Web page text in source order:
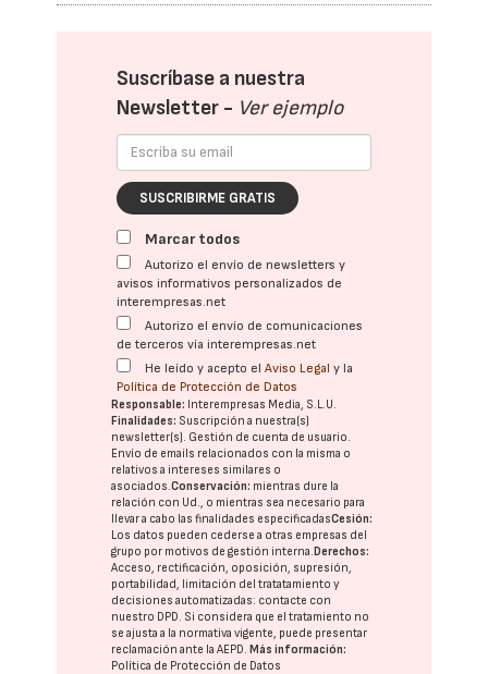
Suscríbase a nuestra
Newsletter - Ver ejemplo
SUSCRIBIRME GRATIS
Marcar todos
Autorizo el envío de newsletters y
avisos informativos personalizados de
interempresas.net
Autorizo el envío de comunicaciones
de terceros vía interempresas.net
He leído y acepto elAviso Legal y la
Política de Protección de Datos
Responsable: Interempresas Media, S.L.U.
Finalidades: Suscripción a nuestra(s)
newsletter(s). Gestión de cuenta de usuario.
Envío de emails relacionados con la misma o
relativos a intereses similares o
asociados.Conservación: mientras dure la
relación con Ud., o mientras sea necesario para
llevar a cabo las finalidades especificadasCesión:
Los datos pueden cederse a otras empresas del
grupo por motivos de gestión interna.Derechos:
Acceso, rectificación, oposición, supresión,
portabilidad, limitación del tratatamiento y
decisiones automatizadas: contacte con
nuestro DPD. Si considera que el tratamiento no
se ajusta a la normativa vigente, puede presentar
reclamación ante laAEPD.Más información:
Política de Protección de Datos